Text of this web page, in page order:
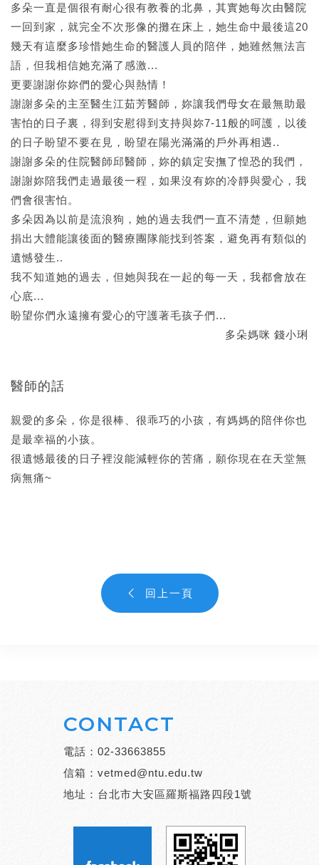
多朵一直是個很有耐心很有教養的北鼻，其實她每次由醫院
一回到家，就完全不次形像的攤在床上，她生命中最後這20
幾天有這麼多珍惜她生命的醫護人員的陪伴，她雖然無法言
語，但我相信她充滿了感激...
更要謝謝你妳們的愛心與熱情！
謝謝多朵的主至醫生江茹芳醫師，妳讓我們母女在最無助最
害怕的日子裏，得到安慰得到支持與妳7-11般的呵護，以後
的日子盼望不要在見，盼望在陽光滿滿的戶外再相遇..
謝謝多朵的住院醫師邱醫師，妳的鎮定安撫了惶恐的我們，
謝謝妳陪我們走過最後一程，如果沒有妳的冷靜與愛心，我
們會很害怕。
多朵因為以前是流浪狗，她的過去我們一直不清楚，但願她
捐出大體能讓後面的醫療團隊能找到答案，避免再有類似的
遺憾發生..
我不知道她的過去，但她與我在一起的每一天，我都會放在
心底...
盼望你們永遠擁有愛心的守護著毛孩子們...
多朵媽咪 錢小琍
醫師的話
親愛的多朵，你是很棒、很乖巧的小孩，有媽媽的陪伴你也
是最幸福的小孩。
很遺憾最後的日子裡沒能減輕你的苦痛，願你現在在天堂無
病無痛~
回上一頁
CONTACT
電話： 02-33663855
信箱： vetmed@ntu.edu.tw
地址：台北市大安區羅斯福路四段1號